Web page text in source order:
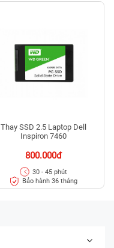
Thay SSD 2.5 Laptop Dell
Inspiron 7460
800.000đ
30 - 45 phút
Bảo hành 36 tháng